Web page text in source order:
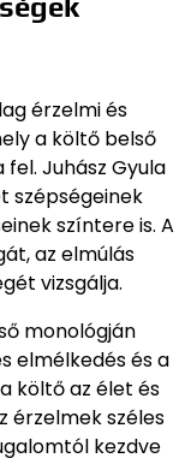
érzelmi és
a költő belső
Juhász Gyula
szépségeinek
színtere is. A
az elmúlás
vizsgálja.
monológján
elmélkedés és a
költő az élet és
érzelmek széles
kezdve